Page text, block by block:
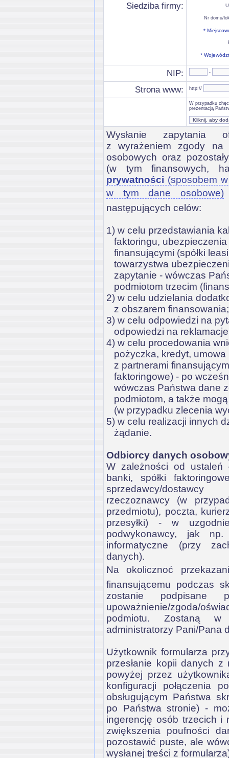
Siedziba firmy:
Nr domu/
*
*
NIP: -
Strona www: http://
W przypadku
prezentacją
Wysłanie zapytania
z wyrażeniem zgody na
osobowych oraz
(w tym finansowych,
prywatności (sposobem
w tym dane osobowe)
następujących celów:
1) w celu przedstawiania
faktoringu,
finansującymi (spółki
towarzystwa
zapytanie - wówczas
podmiotom trzecim
2) w celu udzielania
z obszarem finansowania;
3) w celu odpowiedzi na
odpowiedzi na
4) w celu procedowania
pożyczka, kredyt, umowa
z partnerami
faktoringowe) - po
wówczas Państwa dane
podmiotom, a także
(w przypadku zlecenia
5) w celu realizacji innych
żądanie.
Odbiorcy danych
W zależności od ustaleń
banki, spółki
sprzedawcy/
rzeczoznawcy (w
przedmiotu), poczta,
przesyłki) - w
podwykonawcy, jak np.
informatyczne (przy
danych).
Na okolicznoć
finansującemu podczas
zostanie podpisane
upoważnienie/zgoda/
podmiotu. Zostaną
administratorzy Pani/Pana
Użytkownik formularza
przesłanie kopii danych
powyżej przez
konfiguracji połączenia
obsługującym Państwa
po Państwa stronie) -
ingerencję osób trzecich i
zwiększenia poufności
pozostawić puste, ale
wysłanej treści z